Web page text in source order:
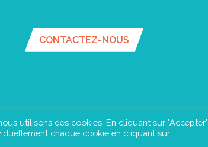
CONTACTEZ-NOUS
utilisons des cookies. En cliquant sur "Accepter",
chaque cookie en cliquant sur